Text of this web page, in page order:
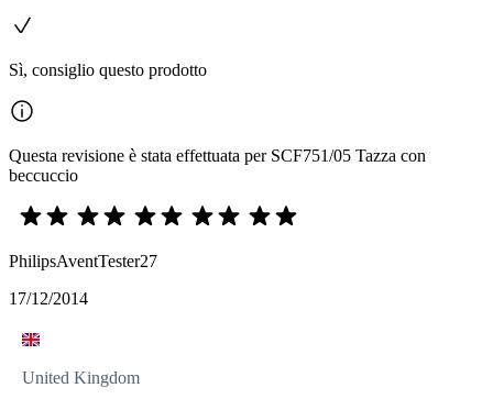
Sì, consiglio questo prodotto
Questa revisione è stata effettuata per SCF751/05 Tazza con
beccuccio
PhilipsAventTester27
17/12/2014
United Kingdom